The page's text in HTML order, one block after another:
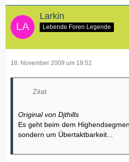
Larkin
Lebende Foren Legende
18. November 2009 um 19:52
Zitat
Original von Djthills
Es geht beim dem
sondern um Übertaktbarkeit...